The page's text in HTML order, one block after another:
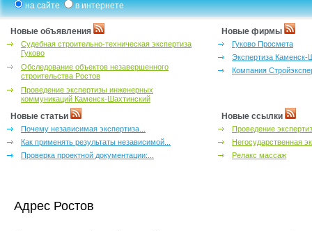
на сайте в интернете
Новые объявления
Судебная строительно-техническая экспертиза
Гуково
Обследование объектов незавершенного
строительства Ростов
Проведение экспертизы инженерных
коммуникаций Каменск-Шахтинский
Новые фирмы
Гуково Просмета
Экспертиза Каменск-
Компания
Новые статьи
Почему независимая экспертиза...
Как применять результаты независимой...
Проверка проектной документации:...
Новые ссылки
Проведение
Негосударственная
Релакс массаж
Адрес Ростов